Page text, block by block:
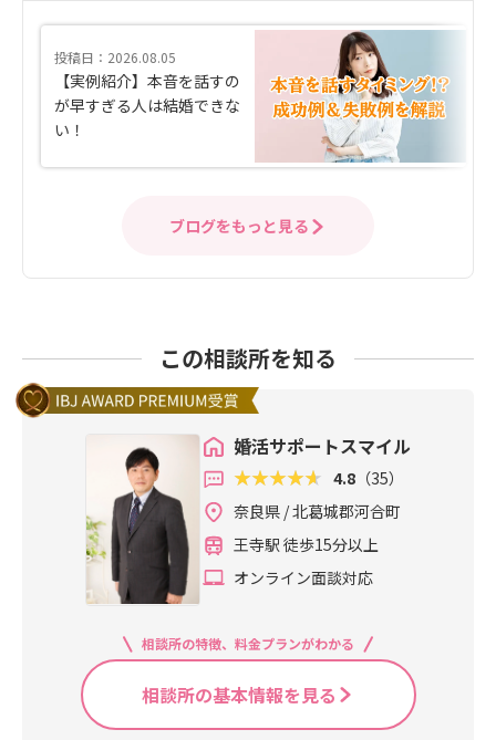
投稿日：2026.08.05
【実例紹介】本音を話すの
が早すぎる人は結婚できな
い！
ブログをもっと見る
この相談所を知る
婚活サポートスマイル
4.8 （35）
奈良県 / 北葛城郡河合町
王寺駅 徒歩15分以上
オンライン面談対応
相談所の特徴、料金プランがわかる
相談所の基本情報を見る